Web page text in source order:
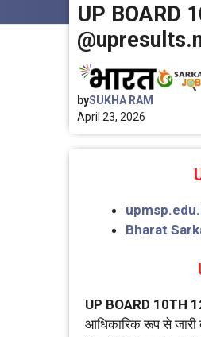
UP BOARD
bySUKHA RAM
April 23, 2026
Bharat
UP BOARD 10TH
आधिकारिक रूप से जारी